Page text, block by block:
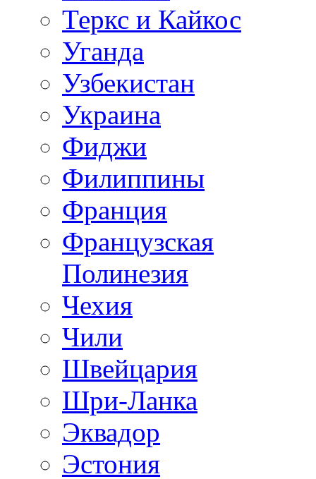
Теркс и Кайкос
Уганда
Узбекистан
Украина
Фиджи
Филиппины
Франция
Французская
Полинезия
Чехия
Чили
Швейцария
Шри-Ланка
Эквадор
Эстония